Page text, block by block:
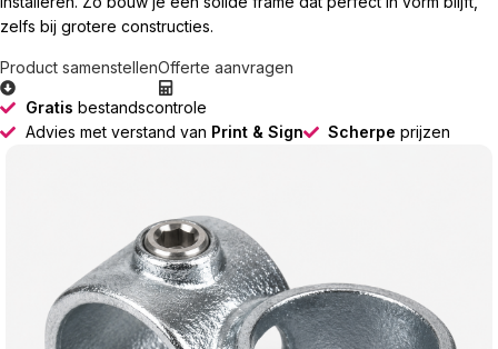
zelfs bij grotere constructies.
Product samenstellenOfferte aanvragen
Gratis bestandscontrole
Advies met verstand van Print & Sign Scherpe prijzen